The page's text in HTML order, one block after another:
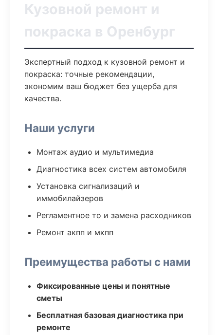
Кузовной ремонт и
покраска в Оренбург
Экспертный подход к кузовной ремонт и
покраска: точные рекомендации,
экономим ваш бюджет без ущерба для
качества.
Наши услуги
Монтаж аудио и мультимедиа
Диагностика всех систем автомобиля
Установка сигнализаций и
иммобилайзеров
Регламентное то и замена расходников
Ремонт акпп и мкпп
Преимущества работы с нами
Фиксированные цены и понятные
сметы
Бесплатная базовая диагностика при
ремонте